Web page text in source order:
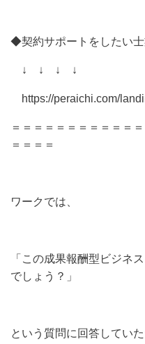
◆契約サポートをしたい
↓ ↓ ↓ ↓
https://peraichi.com/
＝＝＝＝＝＝＝＝＝＝＝
＝＝＝＝
ワークでは、
「この成果報酬型ビジネ
でしょう？」
という質問に回答してい